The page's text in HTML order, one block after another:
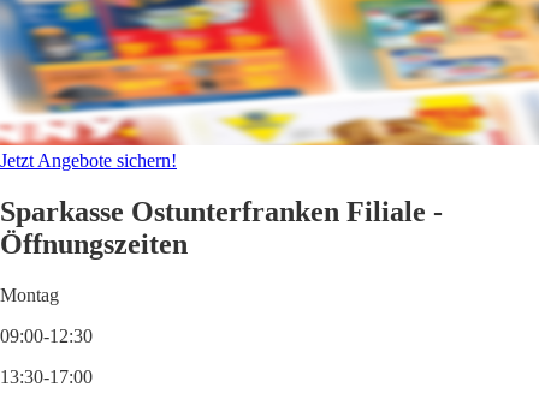
Jetzt Angebote sichern!
Sparkasse Ostunterfranken Filiale -
Öffnungszeiten
Montag
09:00-12:30
13:30-17:00